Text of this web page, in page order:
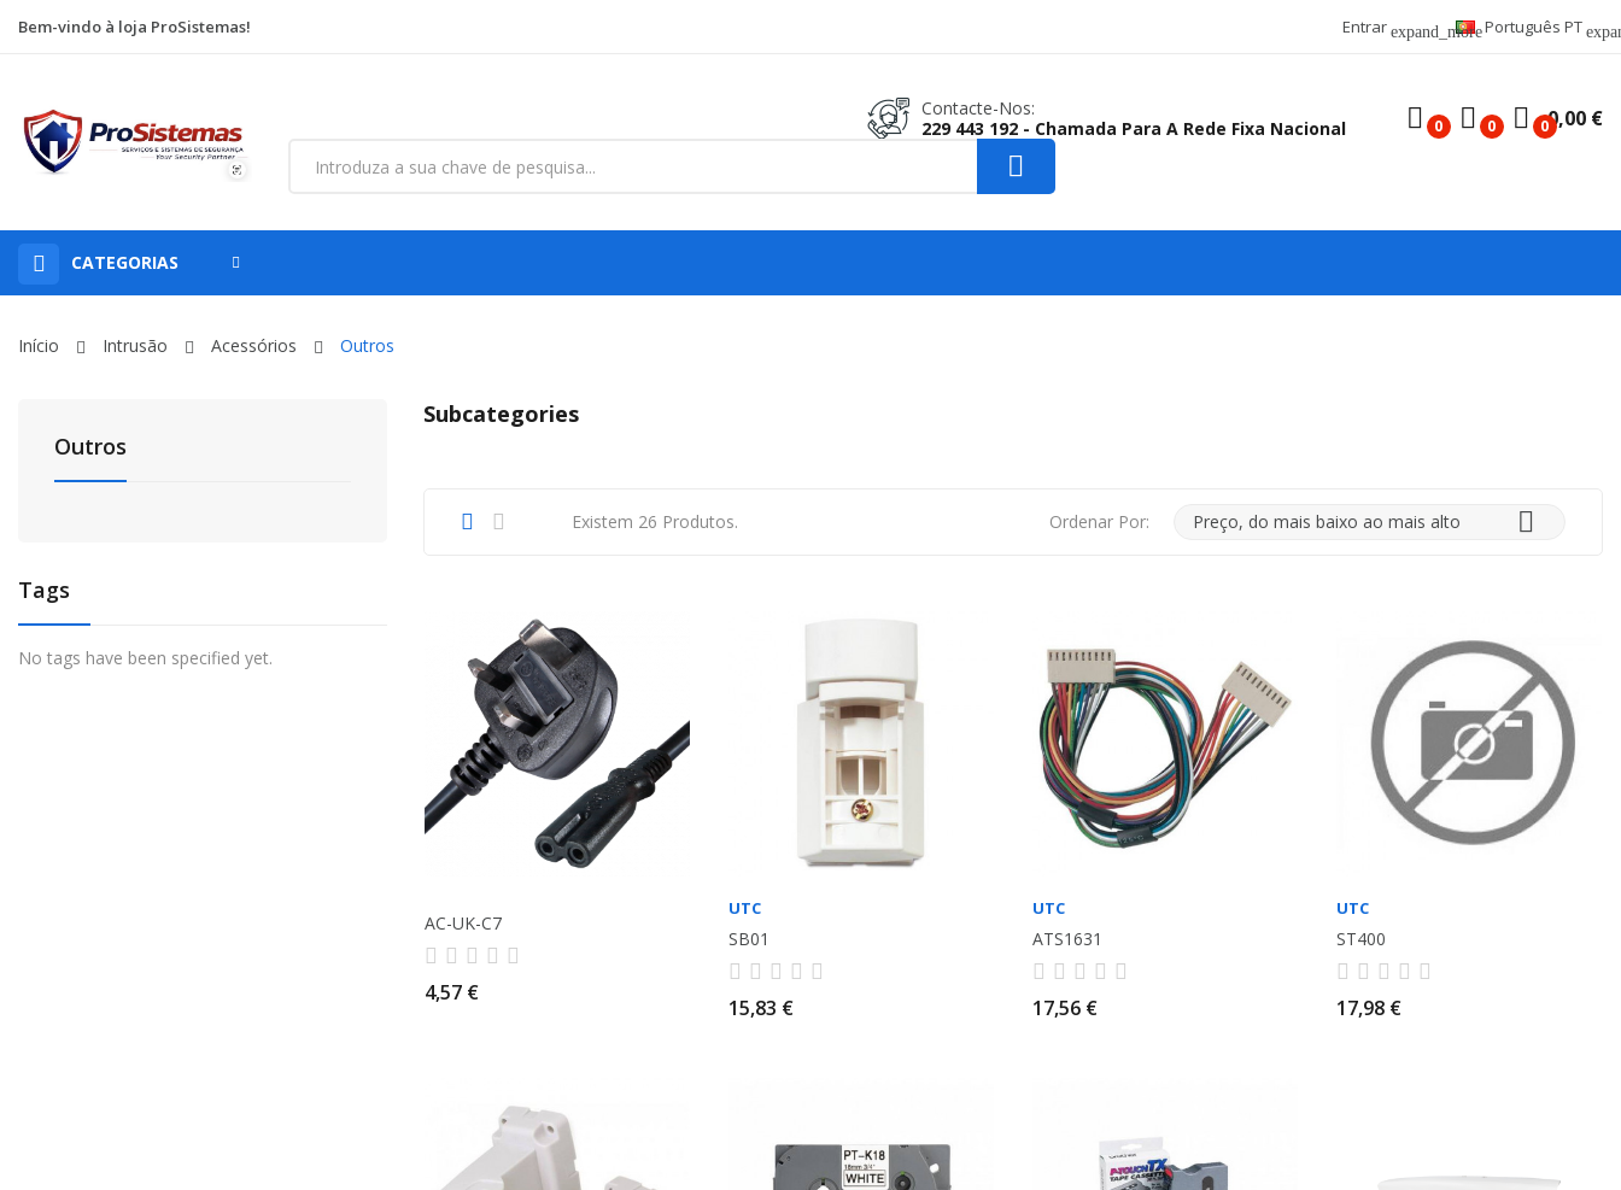
Português PT
Entrar expand_more
Bem-vindo à loja ProSistemas!
00,00 €
0
0
Contacte-Nos:
229 443 192 - Chamada Para A Rede Fixa Nacional
CATEGORIAS
Início Intrusão Acessórios Outros
Outros
Tags
No tags have been specified yet.
Subcategories
Existem 26 Produtos. Ordenar Por: Preço, do mais baixo ao mais alto 
AC-UK-C7
4,57 €
UTC
SB01
15,83 €
UTC
ATS1631
17,56 €
UTC
ST400
17,98 €